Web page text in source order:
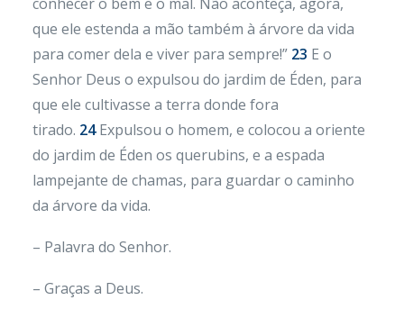
que ele estenda a mão também à árvore da vida
para comer dela e viver para sempre!” 23 E o
Senhor Deus o expulsou do jardim de Éden, para
que ele cultivasse a terra donde fora
tirado. 24Expulsou o homem, e colocou a oriente
do jardim de Éden os querubins, e a espada
lampejante de chamas, para guardar o caminho
da árvore da vida.
– Palavra do Senhor.
– Graças a Deus.